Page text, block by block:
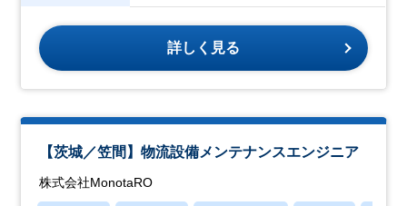
詳しく見る
【茨城／笠間】物流設備メンテナンスエンジニア
株式会社MonotaRO